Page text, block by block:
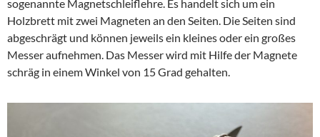
sogenannte Magnetschleiflehre. Es handelt sich um ein
Holzbrett mit zwei Magneten an den Seiten. Die Seiten sind
abgeschrägt und können jeweils ein kleines oder ein großes
Messer aufnehmen. Das Messer wird mit Hilfe der Magnete
schräg in einem Winkel von 15 Grad gehalten.